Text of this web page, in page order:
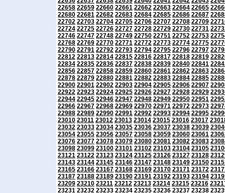
22658 22659 22660 22661 22662 22663 22664 22665
22680 22681 22682 22683 22684 22685 22686 22687
22702 22703 22704 22705 22706 22707 22708 22709
22724 22725 22726 22727 22728 22729 22730 22731
22746 22747 22748 22749 22750 22751 22752 22753
22768 22769 22770 22771 22772 22773 22774 22775
22790 22791 22792 22793 22794 22795 22796 22797
22812 22813 22814 22815 22816 22817 22818 22819
22834 22835 22836 22837 22838 22839 22840 22841
22856 22857 22858 22859 22860 22861 22862 22863
22878 22879 22880 22881 22882 22883 22884 22885
22900 22901 22902 22903 22904 22905 22906 22907
22922 22923 22924 22925 22926 22927 22928 22929
22944 22945 22946 22947 22948 22949 22950 22951
22966 22967 22968 22969 22970 22971 22972 22973
22988 22989 22990 22991 22992 22993 22994 22995
23010 23011 23012 23013 23014 23015 23016 23017
23032 23033 23034 23035 23036 23037 23038 23039
23054 23055 23056 23057 23058 23059 23060 23061
23076 23077 23078 23079 23080 23081 23082 23083
23098 23099 23100 23101 23102 23103 23104 23105
23121 23122 23123 23124 23125 23126 23127 23128
23143 23144 23145 23146 23147 23148 23149 23150
23165 23166 23167 23168 23169 23170 23171 23172
23187 23188 23189 23190 23191 23192 23193 23194
23209 23210 23211 23212 23213 23214 23215 23216
23231 23232 23233 23234 23235 23236 23237 23238